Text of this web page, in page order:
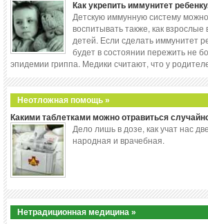
Как укрепить иммунитет
Детскую иммунную систему
воспитывать также, как
детей. Если сделать иммунитет
будет в состоянии пережить не
эпидемии гриппа. Медики считают, что у
Неотложная помощь »
Какими таблетками можно отравиться
Дело лишь в дозе, как учат нас
народная и врачебная.
Нетрадиционная медицина »